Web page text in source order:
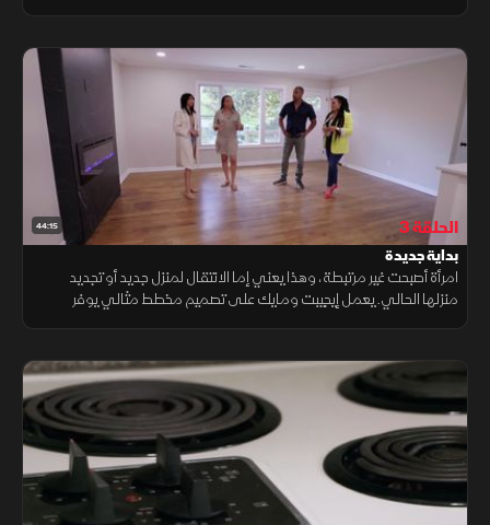
44:15 الحلقة 3
بداية جديدة
امرأة أصبحت غير مرتبطة، وهذا يعني إما الانتقال لمنزل جديد أو تجديد
منزلها الحالي. يعمل إيجيبت ومايك على تصميم مخطط مثالي يوفر